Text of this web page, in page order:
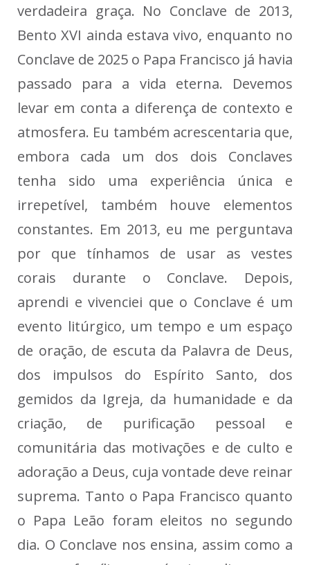
verdadeira graça. No Conclave de 2013,
Bento XVI ainda estava vivo, enquanto no
Conclave de 2025 o Papa Francisco já havia
passado para a vida eterna. Devemos
levar em conta a diferença de contexto e
atmosfera. Eu também acrescentaria que,
embora cada um dos dois Conclaves
tenha sido uma experiência única e
irrepetível, também houve elementos
constantes. Em 2013, eu me perguntava
por que tínhamos de usar as vestes
corais durante o Conclave. Depois,
aprendi e vivenciei que o Conclave é um
evento litúrgico, um tempo e um espaço
de oração, de escuta da Palavra de Deus,
dos impulsos do Espírito Santo, dos
gemidos da Igreja, da humanidade e da
criação, de purificação pessoal e
comunitária das motivações e de culto e
adoração a Deus, cuja vontade deve reinar
suprema. Tanto o Papa Francisco quanto
o Papa Leão foram eleitos no segundo
dia. O Conclave nos ensina, assim como a